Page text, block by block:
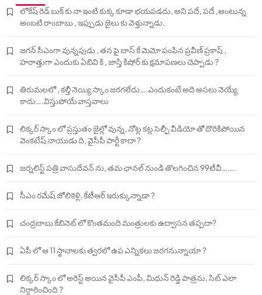
లోకేష్ రెడ్ బుక్ కు నా ఇంటి కుక్క కూడా భయపడదు, అని పదే, పదే ,అంటున్న
అంబటి రాంబాబు , ఇప్పుడు జైలు కు వెళ్తున్నాడు.
జగన్ సీఎంగా వున్నపుడు , తన పై బాస్ కే మెమో పంపిన ప్రవీణ్ ప్రకాష్ ,
హఠాత్తుగా ఎందుకు ఏబివి కి , జాస్తి కిషోర్ కు క్షమాపణలు చెప్పాడు ?
తిరుమలలో , కల్తీ నెయ్యి స్కాం జరగలేదు….ఎందుకంటే అది అసలు నెయ్యే
కాదు….విస్తుపోయే వాస్తవాలు
లిక్కర్ స్కాం లో ప్రస్తుతం జైల్లో వున్న, నోట్ల కట్ల సెల్ఫీ వీడియో తో దొరికిపోయిన
వెంకటేష్ నాయుడు ది, వైసీపీ పార్టీ కాదా ?
జర్నలిస్ట్ పత్రి వాసుదేవన్ ను, తమ ఛానల్ నుండి తొలగించిన 99టీవీ…….
సీఎం రమేష్ జోలికెళ్లి, కేటీఆర్ ఇరుక్కున్నాడా ?
చంద్రబాబు కేబినెట్ లో కొంతమంది మంత్రులకు ఉద్వాసన తప్పదా?
ఏపీ లో ఆ 11 స్థానాలకు త్వరలో ఉప ఎన్నికలు జరగనున్నాయా ?
లిక్కర్ స్కాం లో అరెస్ట్ అయిన వైసీపీ ఎంపీ, మిధున్ రెడ్డి పాత్రను, సిట్ ఎలా
నిర్ధారించింది ?